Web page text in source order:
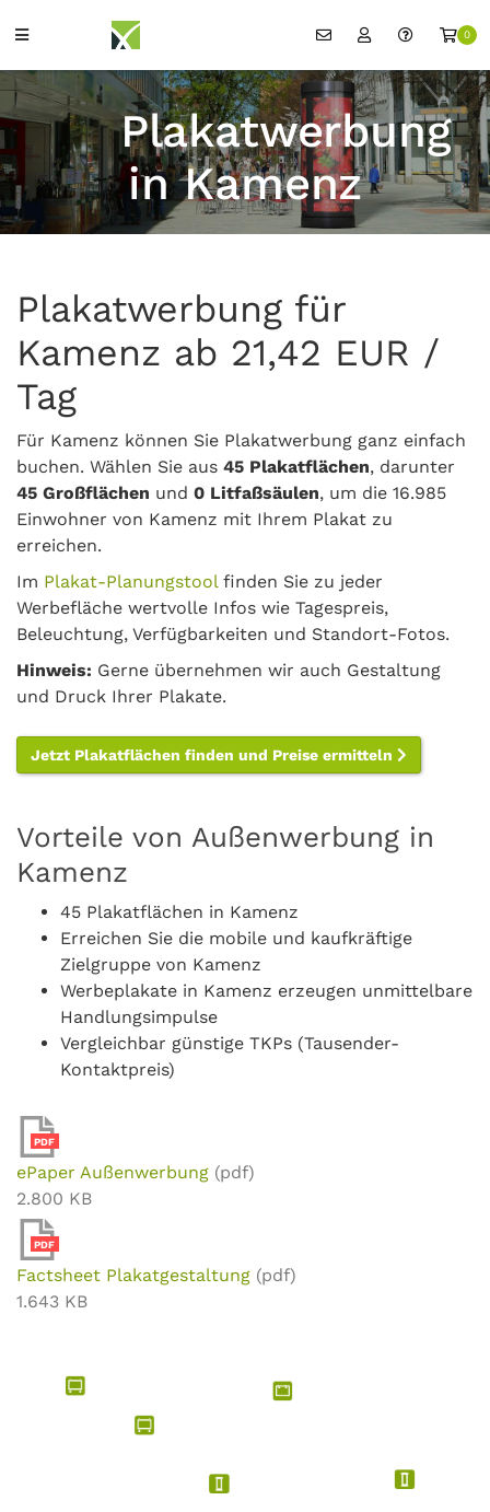
0
Plakatwerbung
in Kamenz
Plakatwerbung für
Kamenz ab 21,42 EUR /
Tag
Für Kamenz können Sie Plakatwerbung ganz einfach
buchen. Wählen Sie aus 45 Plakatflächen, darunter
45 Großflächen und 0 Litfaßsäulen, um die 16.985
Einwohner von Kamenz mit Ihrem Plakat zu
erreichen.
Im Plakat-Planungstoolfinden Sie zu jeder
Werbefläche wertvolle Infos wie Tagespreis,
Beleuchtung, Verfügbarkeiten und Standort-Fotos.
Hinweis: Gerne übernehmen wir auch Gestaltung
und Druck Ihrer Plakate.
Jetzt Plakatflächen finden und Preise ermitteln
Vorteile von Außenwerbung in
Kamenz
45 Plakatflächen in Kamenz
Erreichen Sie die mobile und kaufkräftige
Zielgruppe von Kamenz
Werbeplakate in Kamenz erzeugen unmittelbare
Handlungsimpulse
Vergleichbar günstige TKPs (Tausender-
Kontaktpreis)
PDF
ePaper Außenwerbung (pdf)
2.800 KB
PDF
Factsheet Plakatgestaltung (pdf)
1.643 KB